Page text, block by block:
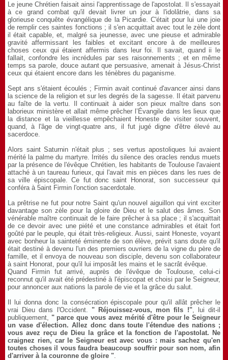
Le jeune Chrétien faisait ainsi l'apprentissage de l'apostolat. Il s'essayait
à ce grand combat qu'il devait livrer un jour à l'idolâtrie, dans sa
glorieuse conquête évangélique de la Picardie. C'était pour lui une joie
de remplir ces saintes fonctions ; il s'en acquittait avec tout le zèle dont
il était capable, et, malgré sa jeunesse, avec une pieuse et admirable
gravité affermissant les faibles et excitant encore à de meilleures
choses ceux qui étaient affermis dans leur foi. Il savait, quand ii le
fallait, confondre les incrédules par ses raisonnements ; et en même
temps sa parole, douce autant que persuasive, amenait à Jésus-Christ
ceux qui étaient encore dans les ténèbres du paganisme.
Sept ans s'étaient écoulés ; Firmin avait continué d'avancer ainsi dans
la science de la religion et sur les degrés de la sagesse. Il était parvenu
au faîte de la vertu. Il continuait à aider son pieux maître dans son
laborieux ministère et allait même prêcher l’Évangile dans les lieux que
la distance et la vieillesse empêchaient Honeste de visiter souvent,
quand, à l'âge de vingt-quatre ans, il fut jugé digne d'être élevé au
sacerdoce.
Alors saint Saturnin n'était plus ; ses vertus apostoliques lui avaient
mérité la palme du martyre. Irrités du silence des oracles rendus muets
par la présence de l'évêque Chrétien, les habitants de Toulouse l'avaient
attaché à un taureau furieux, qui l'avait mis en pièces dans les rues de
sa ville épiscopale. Ce fut donc saint Honorat, son successeur qui
conféra à 5aint Firmin l'onction sacerdotale.
La prêtrise ne fut pour notre Saint qu'un nouvel aiguillon qui vint exciter
davantage son zèle pour la gloire de Dieu et le salut des âmes. Son
vénérable maître continuait de le faire prêcher à sa place ; il s'acquittait
de ce devoir avec une piété et une constance admirables et était fort
goûté par le peuple, qui était très-religieux. Aussi, saint Honeste, voyant
avec bonheur la sainteté éminente de son élève, prévit sans doute qu'il
était destiné à devenu l'un des premiers ouvriers de la vigne du père de
famille, et il envoya de nouveau son disciple, devenu son collaborateur
à saint Honorat, pour qu'il lui imposât les mains et le sacrât évêque.
Quand Firmin fut arrivé, auprès de l'évêque de Toulouse, celui-ci
reconnut qu'il avait été prédestiné à l'épiscopat et choisi par le Seigneur,
pour annoncer aux nations la parole de vie et la grâce du salut.
Il lui donna donc la consécration épiscopale pour qu'il allât prêcher le
vrai Dieu dans l'Occident. " Réjouissez-vous, mon fils !", lui dit-il
publiquement, " parce que vous avez mérité d'être pour le Seigneur
un vase d'élection. Allez donc dans toute l'étendue des nations ;
vous avez reçu de Dieu la grâce et la fonction de l'apostolat. Ne
craignez rien, car le Seigneur est avec vous : mais sachez qu'en
toutes choses il vous faudra beaucoup souffrir pour son nom, afin
d'arriver à la couronne de gloire ".